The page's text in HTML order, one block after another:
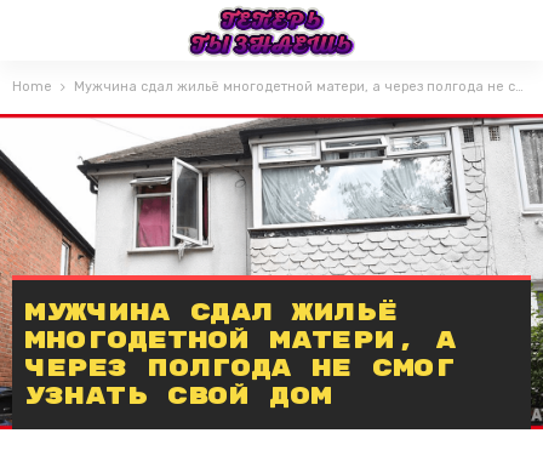
Home Мужчина сдал жильё многодетной матери, а через полгода не смог узнать свой дом
Мужчина сдал жильё
многодетной матери, а
через полгода не смог
узнать свой дом